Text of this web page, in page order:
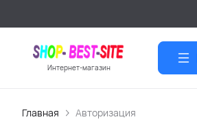
Интернет-магазин
Главная Авторизация